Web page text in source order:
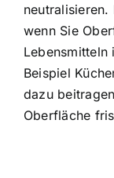
wenn Sie
Lebensmitteln
Beispiel
dazu
Oberfläche